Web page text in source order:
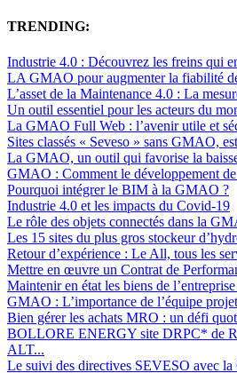
TRENDING:
Industrie 4.0 : Découvrez les freins qui
LA GMAO pour augmenter la fiabilité
L’asset de la Maintenance 4.0 : La
Un outil essentiel pour les acteurs du
La GMAO Full Web : l’avenir utile et
Sites classés « Seveso » sans GMAO,
La GMAO, un outil qui favorise la
GMAO : Comment le développement
Pourquoi intégrer le BIM à la GMAO ?
Industrie 4.0 et les impacts du Covid-19
Le rôle des objets connectés dans la
Les 15 sites du plus gros stockeur
Retour d’expérience : Le All, tous les
Mettre en œuvre un Contrat de
Maintenir en état les biens de
GMAO : L’importance de l’équipe projet
Bien gérer les achats MRO : un défi
BOLLORE ENERGY site DRPC* de
ALT...
Le suivi des directives SEVESO avec